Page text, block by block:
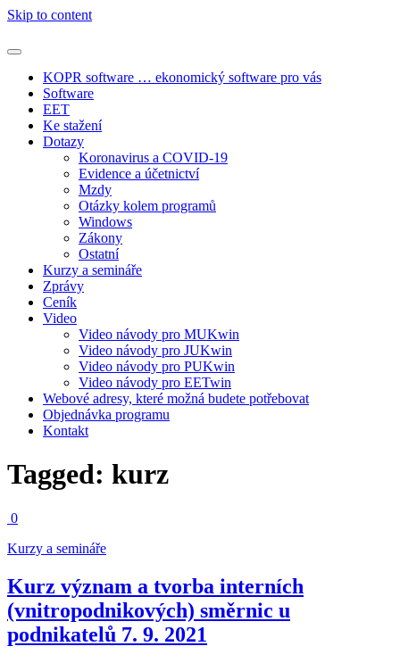
Skip to content
KOPR software … ekonomický software pro vás
Software
EET
Ke stažení
Dotazy
Koronavirus a COVID-19
Evidence a účetnictví
Mzdy
Otázky kolem programů
Windows
Zákony
Ostatní
Kurzy a semináře
Zprávy
Ceník
Video
Video návody pro MUKwin
Video návody pro JUKwin
Video návody pro PUKwin
Video návody pro EETwin
Webové adresy, které možná budete potřebovat
Objednávka programu
Kontakt
Tagged: kurz
0
Kurzy a semináře
Kurz význam a tvorba interních
(vnitropodnikových) směrnic u
podnikatelů 7. 9. 2021